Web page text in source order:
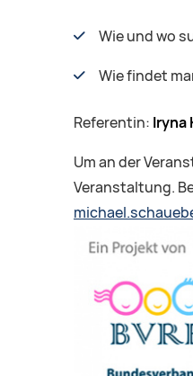
Wie und wo
Wie findet
Referentin: Iryna
Um an der
Veranstaltung.